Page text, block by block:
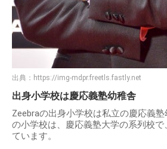
出典： https://img-mdpr.freetls.fastly.net
出身小学校は慶応義塾幼稚舎
Zeebraの出身小学校は私立の慶応義
の小学校は、慶応義塾大学の系列校
ています。